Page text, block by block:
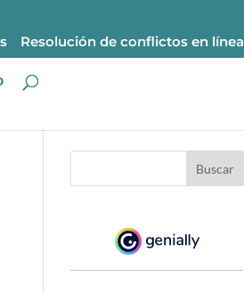
Resolución de conflictos en línea